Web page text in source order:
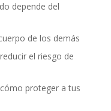
depende del
de los demás
el riesgo de
proteger a tus